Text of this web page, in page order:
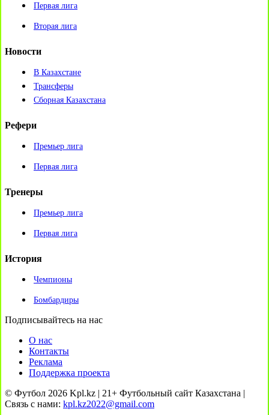
Первая лига
Вторая лига
Новости
В Казахстане
Трансферы
Сборная Казахстана
Рефери
Премьер лига
Первая лига
Тренеры
Премьер лига
Первая лига
История
Чемпионы
Бомбардиры
Подписывайтесь на нас
О нас
Контакты
Реклама
Поддержка проекта
© Футбол 2026 Kpl.kz | 21+ Футбольный сайт Казахстана |
Связь с нами: kpl.kz2022@gmail.com